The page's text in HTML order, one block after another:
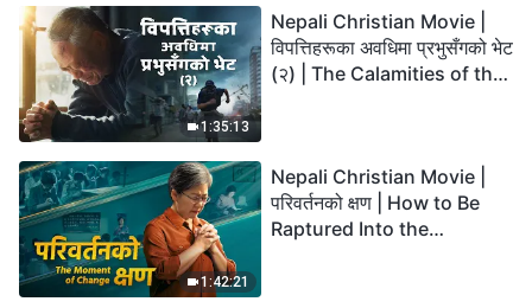
1:35:13
Nepali Christian Movie |
विपत्तिहरूका अवधिमा प्रभुसँगको भेट
(२) | The Calamities of the
1:42:21
Nepali Christian Movie |
परिवर्तनको क्षण | How to Be
Raptured Into the